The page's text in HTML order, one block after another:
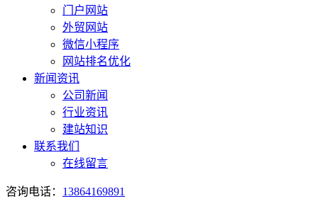
门户网站
外贸网站
微信小程序
网站排名优化
新闻资讯
公司新闻
行业资讯
建站知识
联系我们
在线留言
咨询电话： 13864169891